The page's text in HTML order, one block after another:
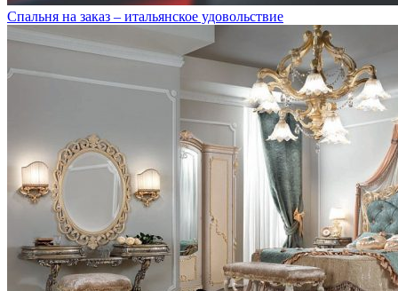
Спальня на заказ – итальянское удовольствие